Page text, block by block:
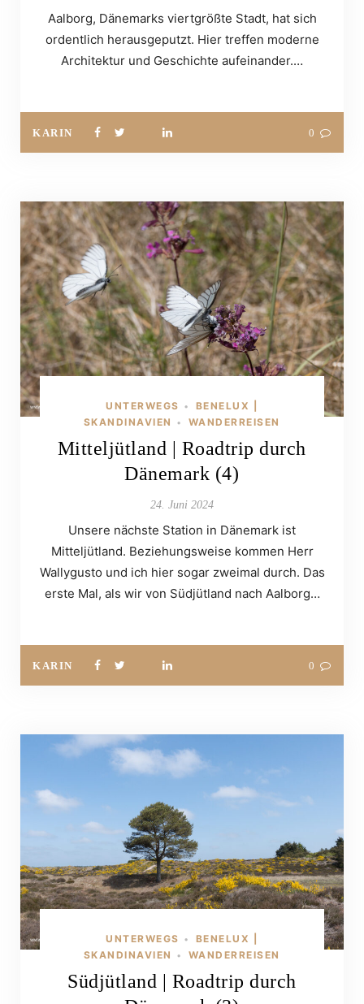
Aalborg, Dänemarks viertgrößte Stadt, hat sich
ordentlich herausgeputzt. Hier treffen moderne
Architektur und Geschichte aufeinander.…
KARIN 0
UNTERWEGS •
BENELUX |
SKANDINAVIEN
• WANDERREISEN
Mitteljütland | Roadtrip durch
Dänemark (4)
24. Juni 2024
Unsere nächste Station in Dänemark ist
Mitteljütland. Beziehungsweise kommen Herr
Wallygusto und ich hier sogar zweimal durch. Das
erste Mal, als wir von Südjütland nach Aalborg…
KARIN 0
UNTERWEGS •
BENELUX |
SKANDINAVIEN
• WANDERREISEN
Südjütland | Roadtrip durch